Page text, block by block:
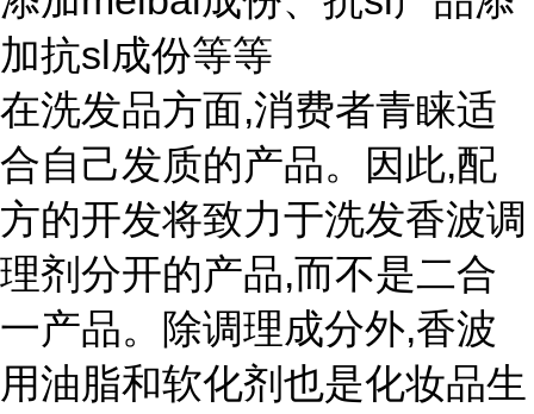
加抗sl成份等等
在洗发品方面,消费者青睐适
合自己发质的产品。因此,配
方的开发将致力于洗发香波调
理剂分开的产品,而不是二合
一产品。除调理成分外,香波
用油脂和软化剂也是化妆品生